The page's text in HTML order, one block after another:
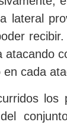
lateral
atacando
en cada
los